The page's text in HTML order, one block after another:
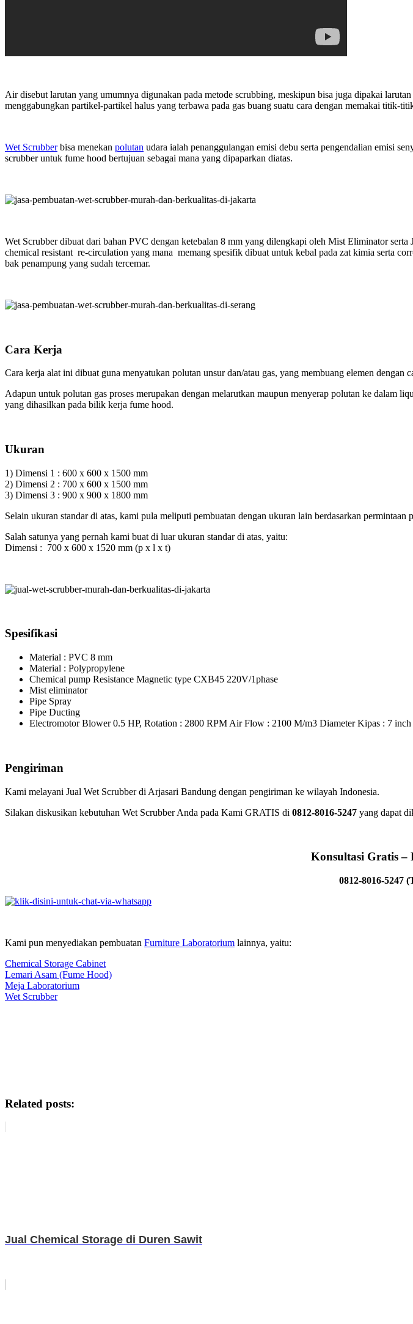
Air disebut larutan yang umumnya digunakan pada metode scrubbing, meskipun bisa juga dipakai
menggabungkan partikel-partikel halus yang terbawa pada gas buang suatu cara dengan memakai titik-
Wet Scrubberbisa menekan polutan udara ialah penanggulangan emisi debu serta pengendalian emisi
scrubber untuk fume hood bertujuan sebagai mana yang dipaparkan diatas.
Wet Scrubber dibuat dari bahan PVC dengan ketebalan 8 mm yang dilengkapi oleh Mist Eliminator serta
chemical resistant re-circulation yang mana memang spesifik dibuat untuk kebal pada zat kimia serta
bak penampung yang sudah tercemar.
Cara Kerja
Cara kerja alat ini dibuat guna menyatukan polutan unsur dan/atau gas, yang membuang elemen
Adapun untuk polutan gas proses merupakan dengan melarutkan maupun menyerap polutan ke dalam
yang dihasilkan pada bilik kerja fume hood.
Ukuran
1) Dimensi 1 : 600 x 600 x 1500 mm
2) Dimensi 2 : 700 x 600 x 1500 mm
3) Dimensi 3 : 900 x 900 x 1800 mm
Selain ukuran standar di atas, kami pula meliputi pembuatan dengan ukuran lain berdasarkan permintaan
Salah satunya yang pernah kami buat di luar ukuran standar di atas, yaitu:
Dimensi : 700 x 600 x 1520 mm (p x l x t)
Spesifikasi
Material : PVC 8 mm
Material : Polypropylene
Chemical pump Resistance Magnetic type CXB45 220V/1phase
Mist eliminator
Pipe Spray
Pipe Ducting
Electromotor Blower 0.5 HP, Rotation : 2800 RPM Air Flow : 2100 M/m3 Diameter Kipas : 7
Pengiriman
Kami melayani Jual Wet Scrubber di Arjasari Bandung dengan pengiriman ke wilayah Indonesia.
Silakan diskusikan kebutuhan Wet Scrubber Anda pada Kami GRATIS di 0812-8016-5247 yang dapat
Konsultasi Gratis –
0812-8016-5247
Kami pun menyediakan pembuatan Furniture Laboratorium lainnya, yaitu:
Chemical Storage Cabinet
Lemari Asam (Fume Hood)
Meja Laboratorium
Wet Scrubber
Related posts:
Jual Chemical Storage di Duren Sawit